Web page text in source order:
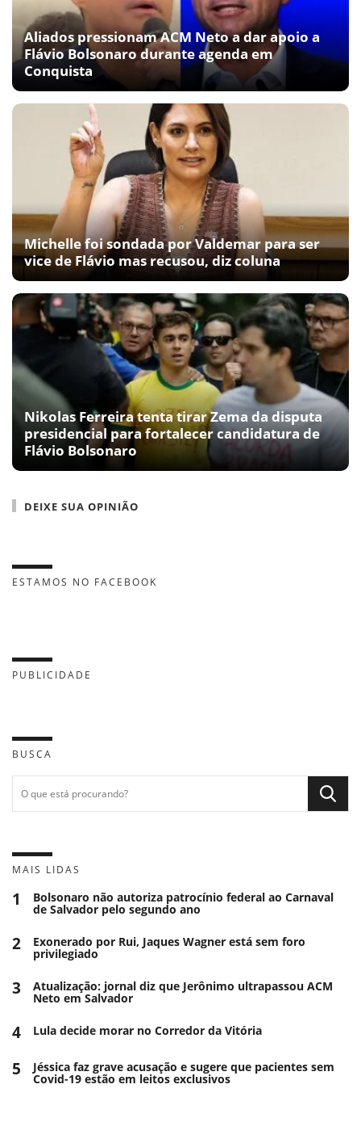
Aliados pressionam ACM Neto a dar apoio a
Flávio Bolsonaro durante agenda em
Conquista
Michelle foi sondada por Valdemar para ser
vice de Flávio mas recusou, diz coluna
Nikolas Ferreira tenta tirar Zema da disputa
presidencial para fortalecer candidatura de
Flávio Bolsonaro
DEIXE SUA OPINIÃO
ESTAMOS NO FACEBOOK
PUBLICIDADE
BUSCA
MAIS LIDAS
1 Bolsonaro não autoriza patrocínio federal ao Carnaval
de Salvador pelo segundo ano
2 Exonerado por Rui, Jaques Wagner está sem foro
privilegiado
3 Atualização: jornal diz que Jerônimo ultrapassou ACM
Neto em Salvador
4 Lula decide morar no Corredor da Vitória
5 Jéssica faz grave acusação e sugere que pacientes sem
Covid-19 estão em leitos exclusivos